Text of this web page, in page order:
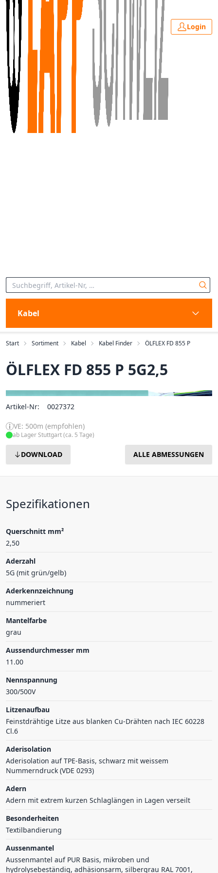
Login
Kabel
Start Sortiment Kabel Kabel Finder ÖLFLEX FD 855 P
ÖLFLEX FD 855 P 5G2,5
Artikel-Nr: 0027372
VE: 500m (empfohlen)
ab Lager Stuttgart (ca. 5 Tage)
DOWNLOAD ALLE ABMESSUNGEN
Spezifikationen
Querschnitt mm²
2,50
Aderzahl
5G (mit grün/gelb)
Aderkennzeichnung
nummeriert
Mantelfarbe
grau
Aussendurchmesser mm
11.00
Nennspannung
300/500V
Litzenaufbau
Feinstdrähtige Litze aus blanken Cu-Drähten nach IEC 60228
Cl.6
Aderisolation
Aderisolation auf TPE-Basis, schwarz mit weissem
Nummerndruck (VDE 0293)
Adern
Adern mit extrem kurzen Schlaglängen in Lagen verseilt
Besonderheiten
Textilbandierung
Aussenmantel
Aussenmantel auf PUR Basis, mikroben und
hydrolysebeständig, adhäsionsarm, silbergrau RAL 7001,